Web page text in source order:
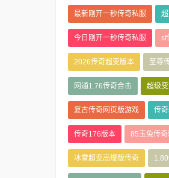
最新刚开一秒传奇私服
今日刚开一秒传奇私服 sf
2026传奇超变版本 至尊
网通1.76传奇合击 超级
复古传奇网页版游戏 传
传奇176版本 85玉兔传
冰雪超变高爆版传奇